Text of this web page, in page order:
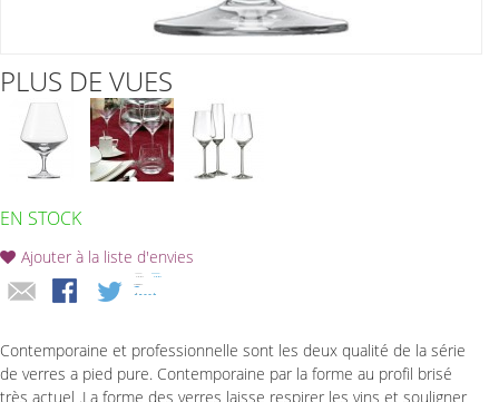
PLUS DE VUES
EN STOCK
Ajouter à la liste d'envies
Contemporaine et professionnelle sont les deux qualité de la série
de verres a pied pure. Contemporaine par la forme au profil brisé
très actuel .La forme des verres laisse respirer les vins et souligner